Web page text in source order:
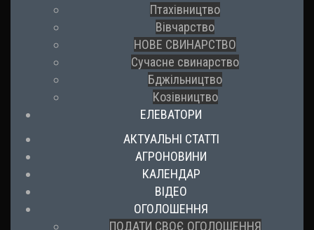
Птахівництво
Вівчарство
НОВЕ СВИНАРСТВО
Сучасне свинарство
Бджільництво
Козівництво
ЕЛЕВАТОРИ
АКТУАЛЬНІ СТАТТІ
АГРОНОВИНИ
КАЛЕНДАР
ВІДЕО
ОГОЛОШЕННЯ
ПОДАТИ СВОЄ ОГОЛОШЕННЯ